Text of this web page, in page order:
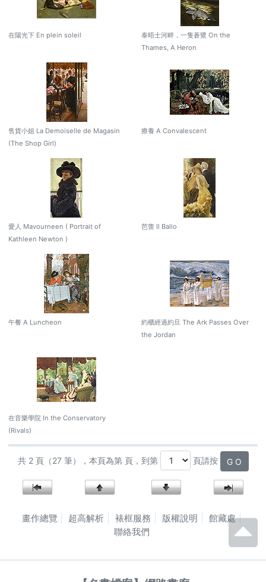
在陽光下 En plein soleil
泰晤士河畔，一隻蒼鷺 On the
Thames, A Heron
售貨小姐 La Demoiselle de Magasin
(The Shop Girl)
療養 A Convalescent
愛人 Mavourneen ( Portrait of
Kathleen Newton )
芭蕾 Il Ballo
午餐 A Luncheon
約櫃經過約旦 The Ark Passes Over
the Jordan
在音樂學院 In the Conservatory
(Rivals)
共 2 頁（27 筆），本頁為第 頁，到第 頁請按 G O
畫作總覽 超高解析 裱框服務 版權說明
館藏處
聯絡我們